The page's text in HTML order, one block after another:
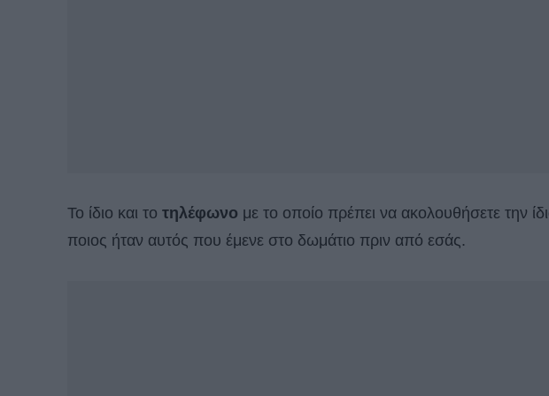
Το ίδιο και το τηλέφωνο με το οποίο πρέπει να ακολουθήσετε την
ποιος ήταν αυτός που έμενε στο δωμάτιο πριν από εσάς.